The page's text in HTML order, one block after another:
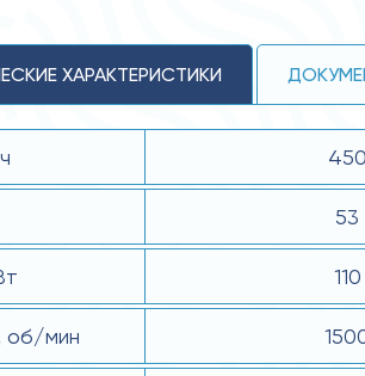
ХАРАКТЕРИСТИКИ
450
53
110
об/мин